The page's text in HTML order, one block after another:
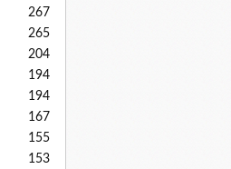
267
265
204
194
194
167
155
153